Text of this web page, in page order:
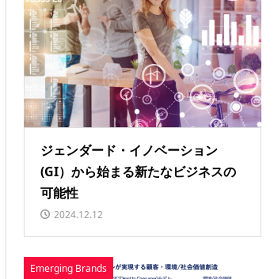
ンデ...
ジェンダード・イノベーション
(GI）から始まる新たなビジネスの
可能性
2024.12.12
Emerging Brands